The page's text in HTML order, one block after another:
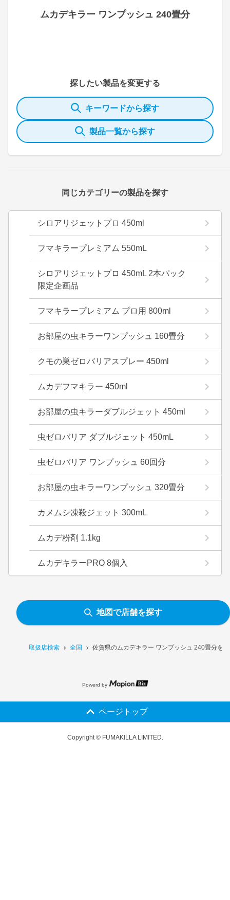
取扱店検索 全国 佐賀県のムカデキラー ワンプッシュ 240畳分を
ムカデキラー ワンプッシュ 240畳分
探したい製品を変更する
キーワードから探す
製品一覧から探す
同じカテゴリーの製品を探す
シロアリジェットプロ 450ml
フマキラープレミアム 550mL
シロアリジェットプロ 450mL 2本パック
限定企画品
フマキラープレミアム プロ用 800ml
お部屋の虫キラーワンプッシュ 160畳分
クモの巣ゼロバリアスプレー 450ml
ムカデフマキラー 450ml
お部屋の虫キラーダブルジェット 450ml
虫ゼロバリア ダブルジェット 450mL
虫ゼロバリア ワンプッシュ 60回分
お部屋の虫キラーワンプッシュ 320畳分
カメムシ凍殺ジェット 300mL
ムカデ粉剤 1.1kg
ムカデキラーPRO 8個入
地図で店舗を探す
Powerd by
ページトップ
Copyright © FUMAKILLA LIMITED.